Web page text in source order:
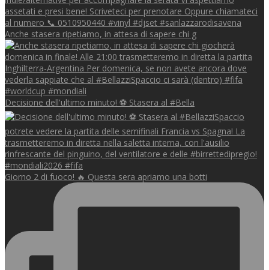
Anche stasera ripetiamo, in attesa di sapere chi g
Decisione dell'ultimo minuto! ⚽️ Stasera al #Bella
Giorno 2 di fuoco! 🔥 Questa sera apriamo una botti